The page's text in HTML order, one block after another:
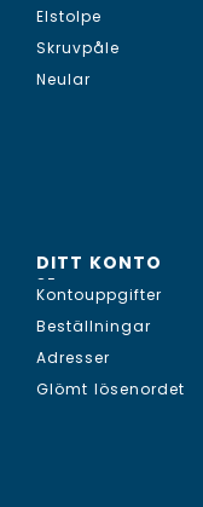
Elstolpe
Skruvpåle
Neular
DITT KONTO
SE...
Kontouppgifter
Beställningar
Adresser
Glömt lösenordet